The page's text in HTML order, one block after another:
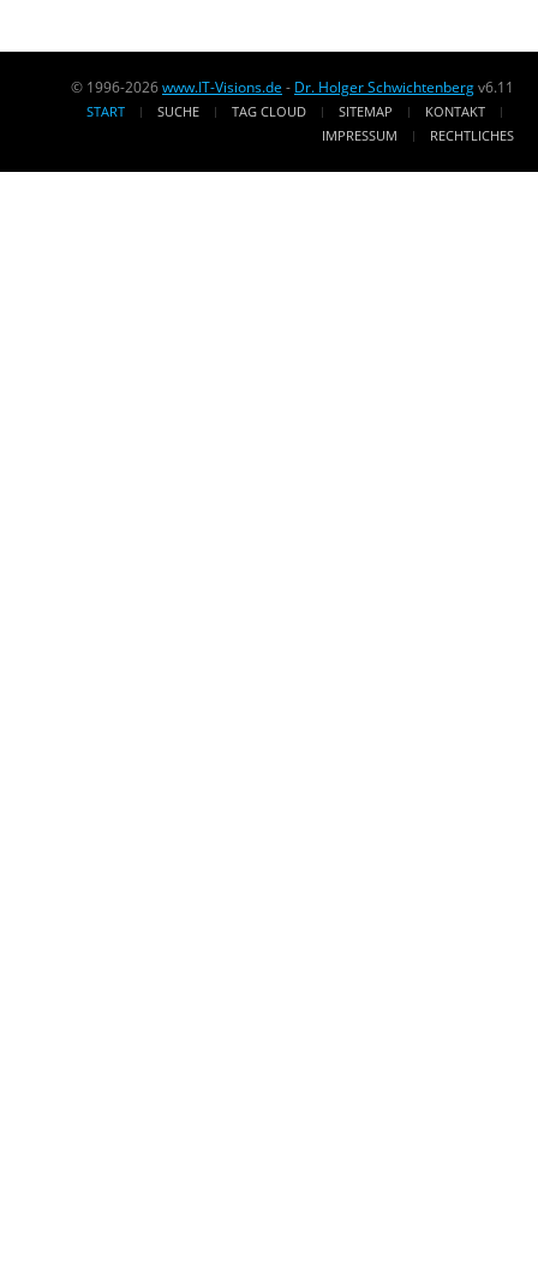
© 1996-2026www.IT-Visions.de - Dr. Holger Schwichtenbergv6.11
START SUCHE TAG CLOUD SITEMAP
KONTAKT
IMPRESSUM
RECHTLICHES